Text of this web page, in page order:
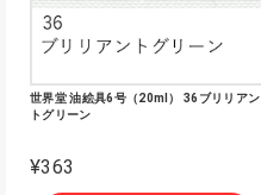
世界堂 油絵具6号（20ml） 36ブリリアン
トグリーン
¥363